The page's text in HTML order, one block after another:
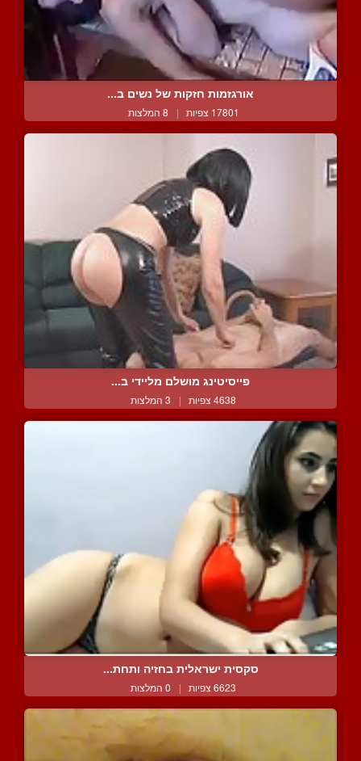
אורגזמות חזקות של נשים ב...
17801 צפיות | 8 המלצות
פייסיטינג מושלם מליידי ב...
4638 צפיות | 3 המלצות
סקסית ישראלית בחזיה ותחת...
6623 צפיות | 0 המלצות